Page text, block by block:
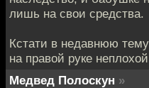
лишь на свои средства.
Кстати в недавнюю
на правой руке
Медвед Полоскун »